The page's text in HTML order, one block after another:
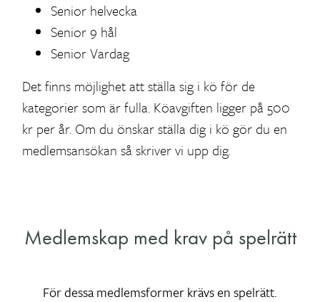
Senior helvecka
Senior 9 hål
Senior Vardag
Det finns möjlighet att ställa sig i kö för de
kategorier som är fulla. Köavgiften ligger på 500
kr per år. Om du önskar ställa dig i kö gör du en
medlemsansökan så skriver vi upp dig.
Medlemskap med krav på spelrätt
För dessa medlemsformer krävs en spelrätt.